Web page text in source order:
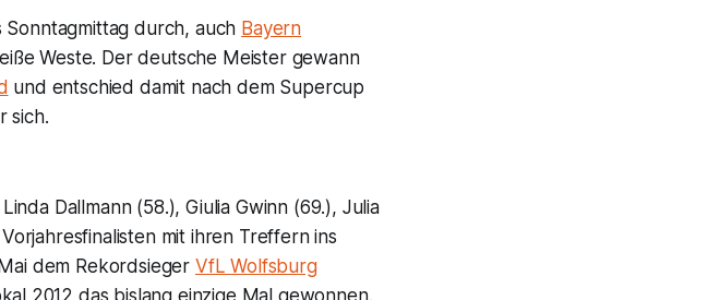
Sonntagmittag durch, auch Bayern
Weste. Der deutsche Meister gewann
und entschied damit nach dem Supercup
sich.
Dallmann (58.), Giulia Gwinn (69.), Julia
mit ihren Treffern ins
dem Rekordsieger VfL Wolfsburg
2012 das bislang einzige Mal gewonnen.